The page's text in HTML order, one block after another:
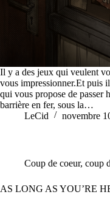
Il y a des jeux qui veulent
vous impressionner.Et puis
qui vous propose de passer
barrière en fer, sous la…
LeCid
novembre
Coup de coeur, coup
AS LONG AS YOU’RE